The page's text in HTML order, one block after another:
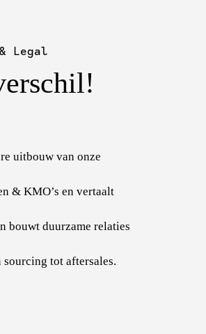
Legal
uitbouw van onze
& KMO’s en vertaalt
bouwt duurzame relaties
tot aftersales.